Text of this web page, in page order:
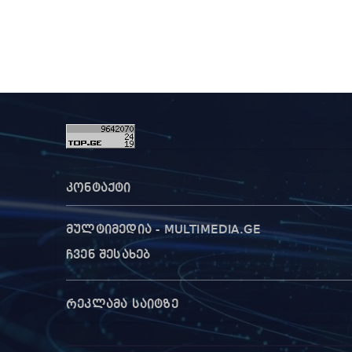
კონტაქტი
მულტიმედია - MULTIMEDIA.GE
ჩვენ შესახებ
რეკლამა საიტზე